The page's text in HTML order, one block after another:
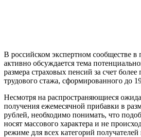
В российском экспертном сообществе в
активно обсуждается тема
размера страховых пенсий за счет более
трудового стажа, сформированного до
Несмотря на распространяющиеся
получения ежемесячной прибавки в
рублей, необходимо понимать, что
носят массового характера и не
режиме для всех категорий получателей